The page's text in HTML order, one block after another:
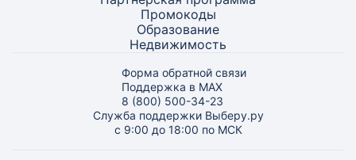
Промокоды
Образование
Недвижимость
Форма обратной связи
Поддержка в MAX
8 (800) 500-34-23
Служба поддержки Выберу.ру
с 9:00 до 18:00 по МСК